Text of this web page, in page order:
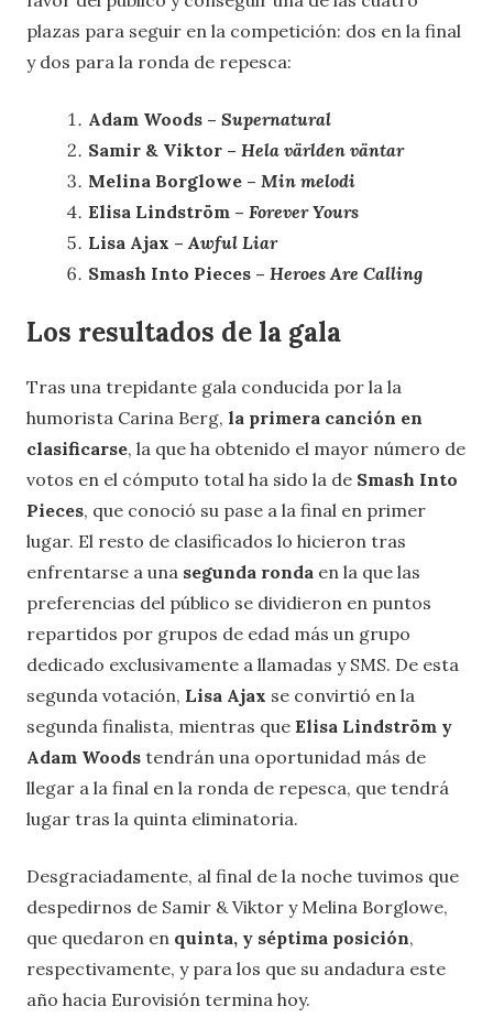
plazas para seguir en la competición: dos en la final
y dos para la ronda de repesca:
Adam Woods – Supernatural
Samir & Viktor – Hela världen väntar
Melina Borglowe – Min melodi
Elisa Lindström – Forever Yours
Lisa Ajax – Awful Liar
Smash Into Pieces – Heroes Are Calling
Los resultados de la gala
Tras una trepidante gala conducida por la la
humorista Carina Berg, la primera canción en
clasificarse, la que ha obtenido el mayor número de
votos en el cómputo total ha sido la de Smash Into
Pieces, que conoció su pase a la final en primer
lugar. El resto de clasificados lo hicieron tras
enfrentarse a una segunda ronda en la que las
preferencias del público se dividieron en puntos
repartidos por grupos de edad más un grupo
dedicado exclusivamente a llamadas y SMS. De esta
segunda votación, Lisa Ajax se convirtió en la
segunda finalista, mientras que Elisa Lindström y
Adam Woods tendrán una oportunidad más de
llegar a la final en la ronda de repesca, que tendrá
lugar tras la quinta eliminatoria.
Desgraciadamente, al final de la noche tuvimos que
despedirnos de Samir & Viktor y Melina Borglowe,
que quedaron en quinta, y séptima posición,
respectivamente, y para los que su andadura este
año hacia Eurovisión termina hoy.